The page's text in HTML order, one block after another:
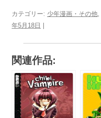
カテゴリー: 少年漫画・その他,
年5月18日
関連作品: